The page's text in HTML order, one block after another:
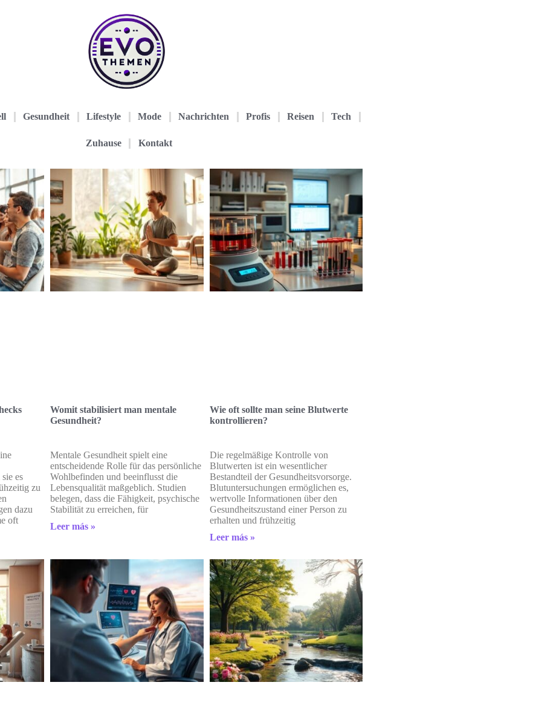
Gesundheit Lifestyle Mode Nachrichten Profis Reisen Tech
Zuhause Kontakt
es
zu
dazu
oft
Womit stabilisiert man mentale
Gesundheit?
Mentale Gesundheit spielt eine
entscheidende Rolle für das persönliche
Wohlbefinden und beeinflusst die
Lebensqualität maßgeblich. Studien
belegen, dass die Fähigkeit, psychische
Stabilität zu erreichen, für
Leer más »
Wie oft sollte man seine Blutwerte
kontrollieren?
Die regelmäßige Kontrolle von
Blutwerten ist ein wesentlicher
Bestandteil der Gesundheitsvorsorge.
Blutuntersuchungen ermöglichen es,
wertvolle Informationen über den
Gesundheitszustand einer Person zu
erhalten und frühzeitig
Leer más »